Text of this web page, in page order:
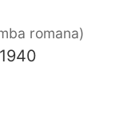
romana
1940